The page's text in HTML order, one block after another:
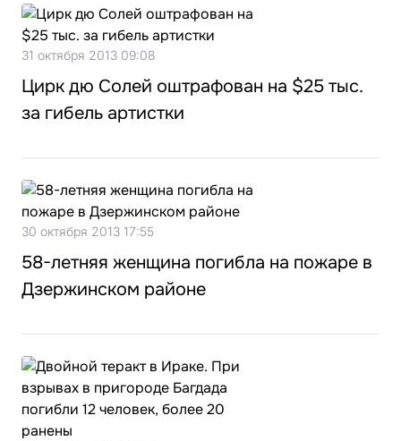
31 октября 2013 09:08
Цирк дю Солей оштрафован на $25 тыс.
за гибель артистки
30 октября 2013 17:55
58-летняя женщина погибла на пожаре в
Дзержинском районе